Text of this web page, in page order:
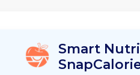
Smart